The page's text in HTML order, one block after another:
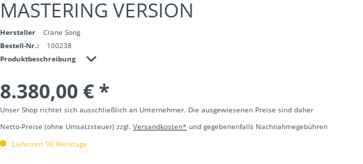
MASTERING VERSION
Hersteller
Crane Song
Bestell-Nr.:
100238
Produktbeschreibung
8.380,00 € *
Unser Shop richtet sich ausschließlich an Unternehmer. Die ausgewiesenen Preise sind daher
Netto-Preise (ohne Umsatzsteuer) zzgl.Versandkosten* und gegebenenfalls Nachnahmegebühren
Lieferzeit 90 Werktage